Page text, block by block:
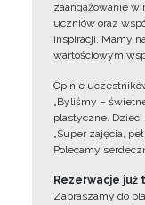
zaangażowanie w
uczniów oraz
inspiracji. Mamy
wartościowym
Opinie
„Byliśmy –
plastyczne.
„Super zajęcia,
Polecamy
Rezerwacje już
Zapraszamy do